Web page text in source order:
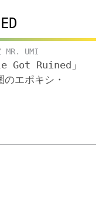
MR. UMI
Got Ruined」
エポキシ・